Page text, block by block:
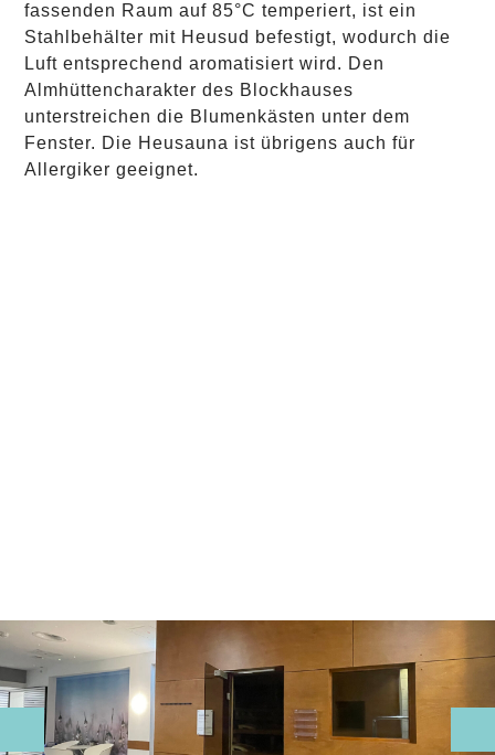
fassenden Raum auf 85°C temperiert, ist ein
Stahlbehälter mit Heusud befestigt, wodurch die
Luft entsprechend aromatisiert wird. Den
Almhüttencharakter des Blockhauses
unterstreichen die Blumenkästen unter dem
Fenster. Die Heusauna ist übrigens auch für
Allergiker geeignet.